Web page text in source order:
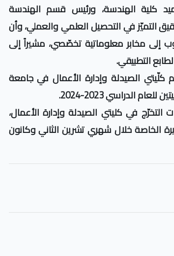
كلية الهندسة، ورئيس قسم الهندسة
التميّز في التحصيل العلمي والعملي، وأن
إلى مخابر معلوماتية تخصّصي، مشيراً إلى
التطبيقي.
كلّيتي الصيدلة وإدارة الأعمال في جامعة
الدراسي 2023-2024.
في كليتي الصيدلة وإدارة الأعمال،
الخاصة خلال شهري تشرين الثاني وكانون